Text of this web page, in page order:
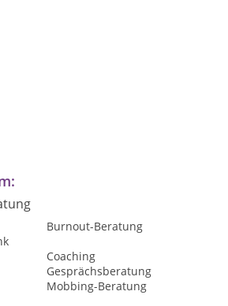
Burnout-Beratung
Coaching
Gesprächsberatung
Mobbing-Beratung